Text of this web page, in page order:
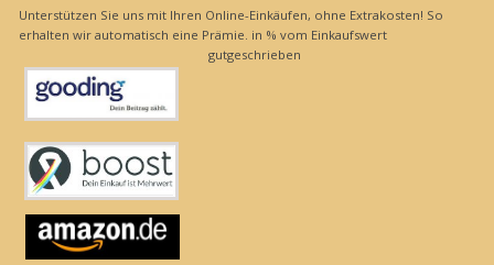
Unterstützen Sie uns mit Ihren Online-Einkäufen, ohne Extrakosten! So
erhalten wir automatisch eine Prämie. in % vom Einkaufswert
gutgeschrieben